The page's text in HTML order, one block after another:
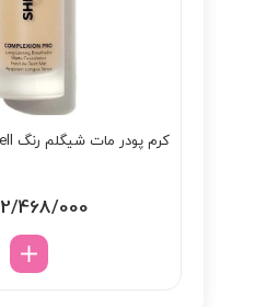
کرم پودر مات شیگلم رنگ Shell
2/468/000